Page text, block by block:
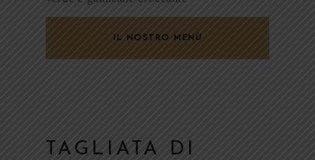
IL NOSTRO MENÙ
TAGLIATA DI